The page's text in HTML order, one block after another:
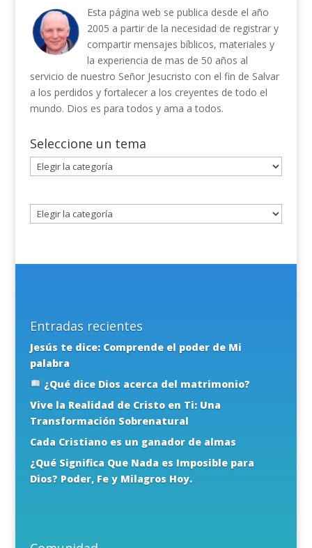
Esta página web se publica desde el año
2005 a partir de la necesidad de registrar y
compartir mensajes bíblicos, materiales y
la experiencia de mas de 50 años al
servicio de nuestro Señor Jesucristo con el fin de Salvar
a los perdidos y fortalecer a los creyentes de todo el
mundo. Dios es para todos y ama a todos.
Seleccione un tema
Seleccione
un
Entradas recientes
Jesús te dice: Comprende el poder de Mi
palabra
¿Qué dice Dios acerca del matrimonio?
Vive la Realidad de Cristo en Ti: Una
Transformación Sobrenatural
Cada Cristiano es un ganador de almas
¿Qué Significa Que Nada es Imposible para
Dios? Poder, Fe y Milagros Hoy.